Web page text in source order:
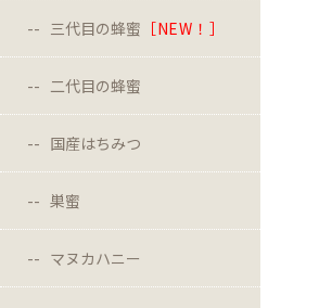
三代目の蜂蜜 ［NEW！］
二代目の蜂蜜
国産はちみつ
巣蜜
マヌカハニー